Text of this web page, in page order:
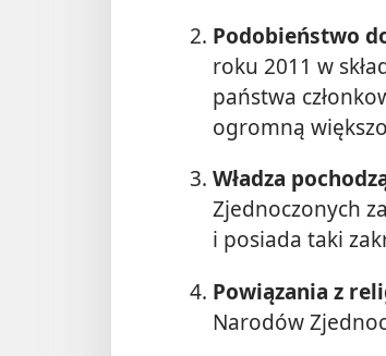
Podobieństwo
roku 2011 w
państwa
ogromną
Władza
Zjednoczonych
i posiada taki
Powiązania z
Narodów